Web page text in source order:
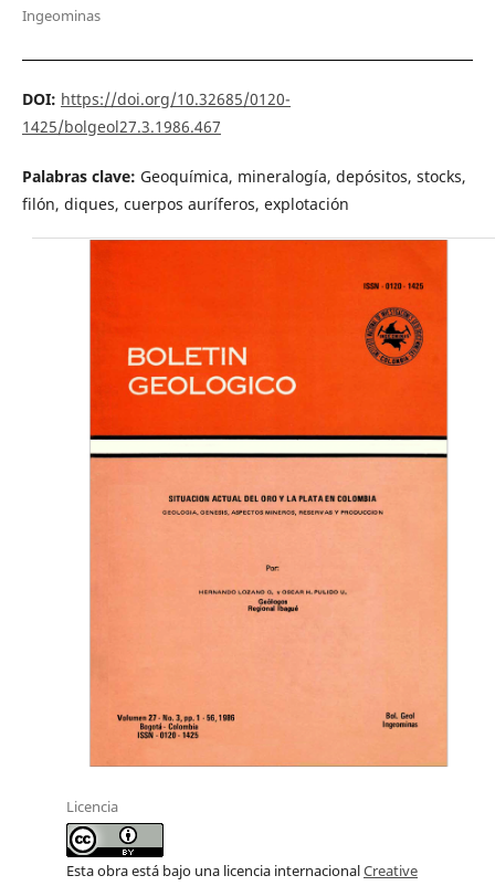
Ingeominas
DOI: https://doi.org/10.32685/0120-
1425/bolgeol27.3.1986.467
Palabras clave: Geoquímica, mineralogía, depósitos, stocks,
filón, diques, cuerpos auríferos, explotación
Licencia
Esta obra está bajo una licencia internacionalCreative